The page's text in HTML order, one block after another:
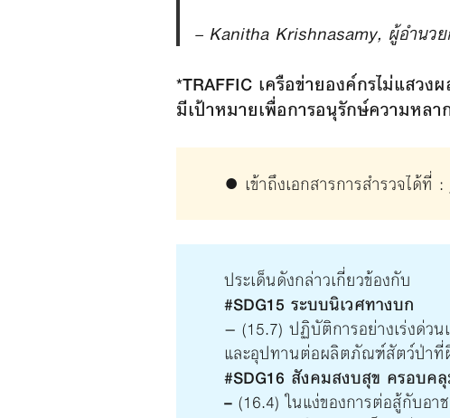
– Kanitha Krishnasamy, ผู้อำนว
*TRAFFIC เครือข่ายองค์กรไม่แสว
มีเป้าหมายเพื่อการอนุรักษ์ความหล
● เข้าถึงเอกสารการสำรวจได้ที่ :
ประเด็นดังกล่าวเกี่ยวข้องกับ
#SDG15 ระบบนิเวศทางบก
– (15.7) ปฏิบัติการอย่างเร่งด่ว
และอุปทานต่อผลิตภัณฑ์สัตว์ป่า
#SDG16 สังคมสงบสุข ครอบ
– (16.4) ในแง่ของการต่อสู้กับอ